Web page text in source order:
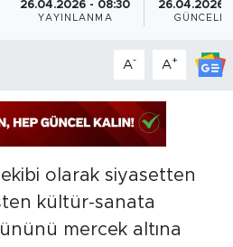
26.04.2026 - 08:30
YAYINLANMA
26.04.2026 -
A- A+
olarak siyasetten
kültür-sanata
mercek altına